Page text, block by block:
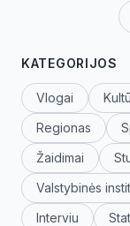
KATEGORIJOS
Vlogai
Regionas
Žaidimai
Valstybinės
Interviu